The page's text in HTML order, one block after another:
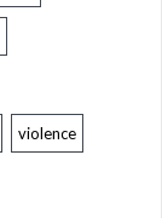
violence